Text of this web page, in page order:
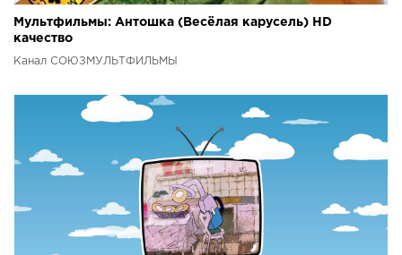
Мультфильмы: Антошка (Весёлая карусель) HD
качество
Канал СОЮЗМУЛЬТФИЛЬМЫ